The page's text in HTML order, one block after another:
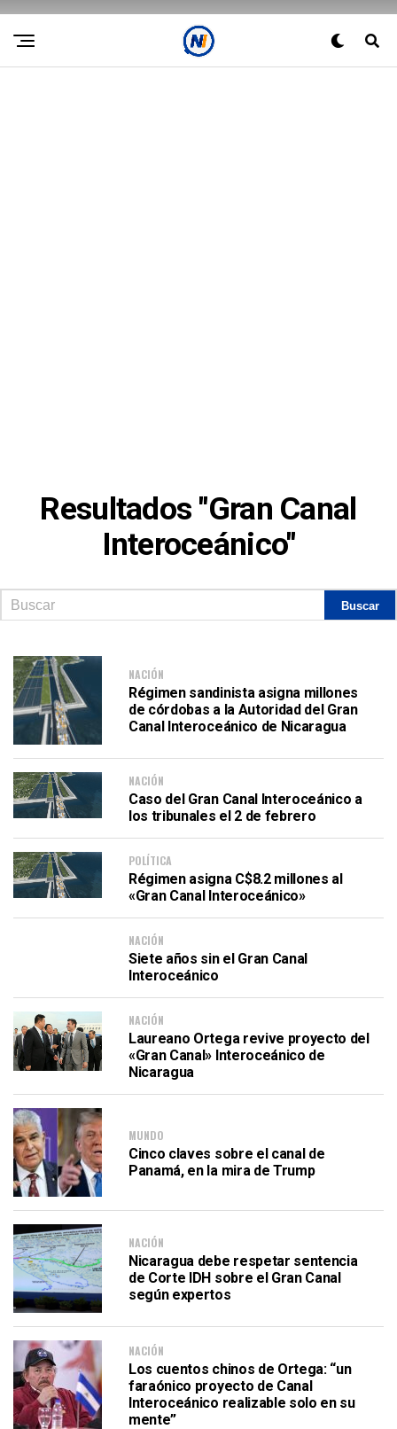
Resultados "Gran Canal
Interoceánico"
NACIÓN
Régimen sandinista asigna millones
de córdobas a la Autoridad del Gran
Canal Interoceánico de Nicaragua
NACIÓN
Caso del Gran Canal Interoceánico a
los tribunales el 2 de febrero
POLÍTICA
Régimen asigna C$8.2 millones al
«Gran Canal Interoceánico»
NACIÓN
Siete años sin el Gran Canal
Interoceánico
NACIÓN
Laureano Ortega revive proyecto del
«Gran Canal» Interoceánico de
Nicaragua
MUNDO
Cinco claves sobre el canal de
Panamá, en la mira de Trump
NACIÓN
Nicaragua debe respetar sentencia
de Corte IDH sobre el Gran Canal
según expertos
NACIÓN
Los cuentos chinos de Ortega: “un
faraónico proyecto de Canal
Interoceánico realizable solo en su
mente”